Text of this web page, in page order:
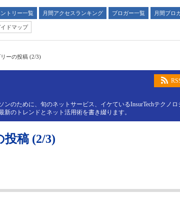
トリー一覧 月間アクセスランキング ブロガー一覧
月間ブロ
ドマップ
リーの投稿 (2/3)
のために、旬のネットサービス、イケているInsurTechテクノロ
のトレンドとネット活用術を書き綴ります。
投稿 (2/3)